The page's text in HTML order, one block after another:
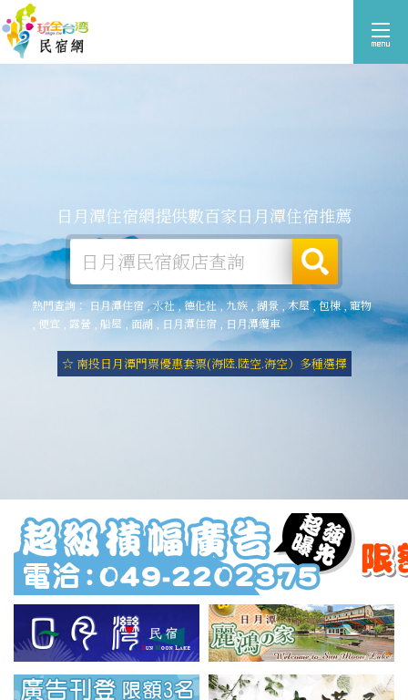
日月潭住宿網提供數百家日月潭住宿推薦
熱門查詢： 日月潭住宿 ,水社,德化社,九族,湖景 木屋,包棟,寵物
便宜 露營 船屋 面湖, 日月潭住宿 日月潭纜車
☆ 南投日月潭門票優惠套票(海陸.陸空.海空）多種選擇